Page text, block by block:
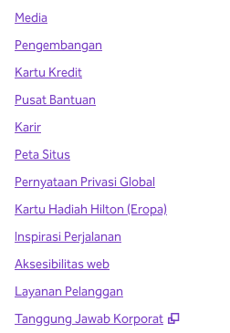
Media
Pengembangan
Kartu Kredit
Pusat Bantuan
Karir
Peta Situs
Pernyataan Privasi Global
Kartu Hadiah Hilton (Eropa)
Inspirasi Perjalanan
Aksesibilitas web
Layanan Pelanggan
Tanggung Jawab Korporat
,